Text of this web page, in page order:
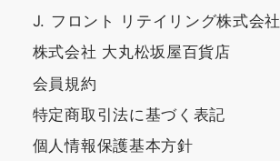
J. フロント リテイリング株式会社
株式会社 大丸松坂屋百貨店
会員規約
特定商取引法に基づく表記
個人情報保護基本方針